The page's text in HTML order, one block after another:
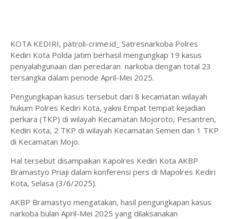
KOTA KEDIRI, patroli-crime.id_ Satresnarkoba Polres
Kediri Kota Polda Jatim berhasil mengungkap 19 kasus
penyalahgunaan dan peredaran narkoba dengan total 23
tersangka dalam periode April-Mei 2025.
Pengungkapan kasus tersebut dari 8 kecamatan wilayah
hukum Polres Kediri Kota, yakni Empat tempat kejadian
perkara (TKP) di wilayah Kecamatan Mojoroto, Pesantren,
Kediri Kota, 2 TKP di wilayah Kecamatan Semen dan 1 TKP
di Kecamatan Mojo.
Hal tersebut disampaikan Kapolres Kediri Kota AKBP
Bramastyo Priaji dalam konferensi pers di Mapolres Kediri
Kota, Selasa (3/6/2025).
AKBP Bramastyo mengatakan, hasil pengungkapan kasus
narkoba bulan April-Mei 2025 yang dilaksanakan